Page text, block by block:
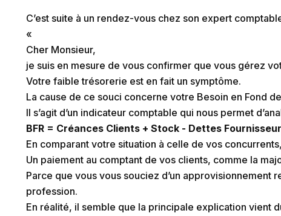
C’est suite à un rendez-vous chez son expert
«
Cher Monsieur,
je suis en mesure de vous confirmer que vous gérez
Votre faible trésorerie est en fait un symptôme.
La cause de ce souci concerne votre Besoin en Fond
Il s’agit d’un indicateur comptable qui nous permet
BFR = Créances Clients + Stock - Dettes
En comparant votre situation à celle de vos
Un paiement au comptant de vos clients, comme la
Parce que vous vous souciez d’un
profession.
En réalité, il semble que la principale explication vient